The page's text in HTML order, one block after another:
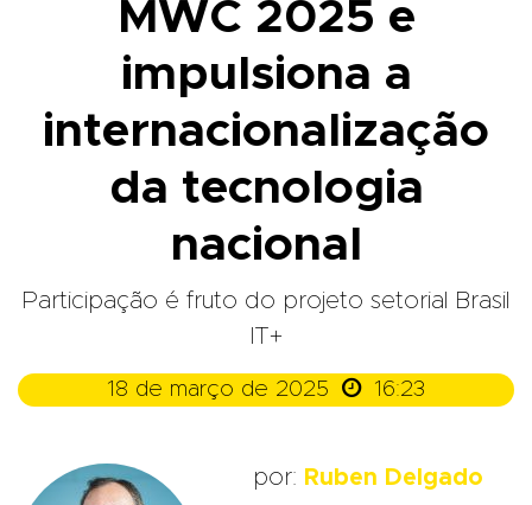
MWC 2025 e
impulsiona a
internacionalização
da tecnologia
nacional
Participação é fruto do projeto setorial Brasil
IT+
18 de março de 2025  16:23
por: Ruben Delgado